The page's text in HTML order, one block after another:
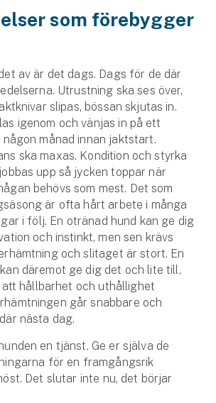
som förebygger
av är det dags. Dags för de där
Utrustning ska ses över,
slipas, bössan skjutas in.
igenom och vänjas in på ett
månad innan jaktstart.
ska maxas. Kondition och styrka
upp så jycken toppar när
behövs som mest. Det som
är ofta hårt arbete i många
i följ. En otränad hund kan ge dig
och instinkt, men sen krävs
och slitaget är stort. En
däremot ge dig det och lite till,
hållbarhet och uthållighet
går snabbare och
nästa dag.
en tjänst. Ge er själva de
för en framgångsrik
Det slutar inte nu, det börjar